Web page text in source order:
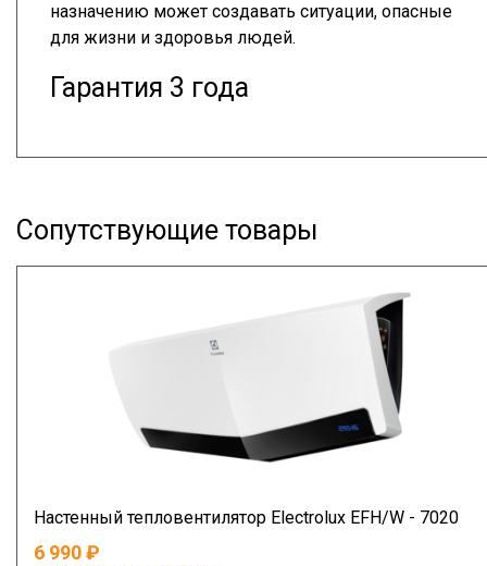
назначению может создавать ситуации, опасные
для жизни и здоровья людей.
Гарантия 3 года
Сопутствующие товары
Настенный тепловентилятор Electrolux EFH/W - 7020
6 990